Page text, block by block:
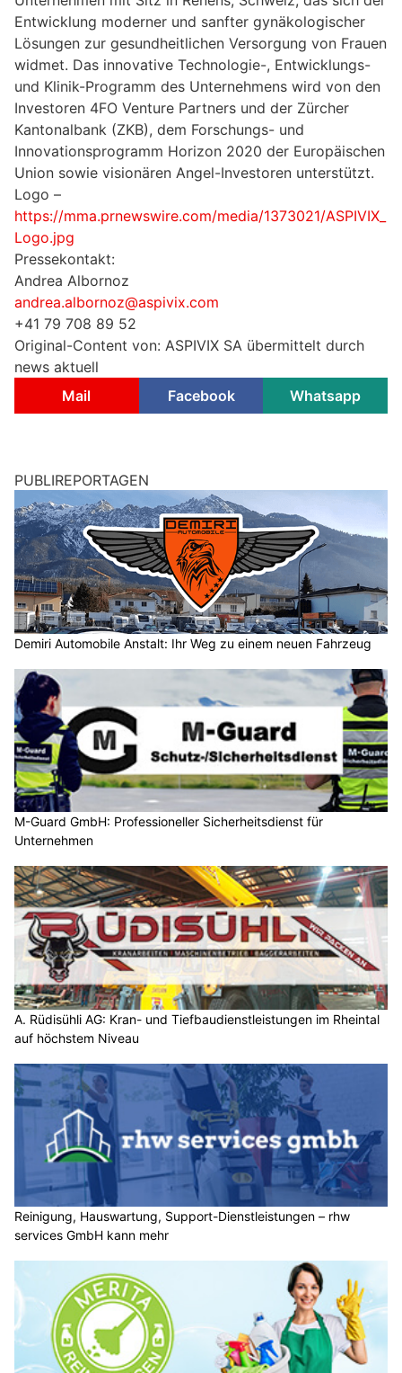
Entwicklung moderner und sanfter gynäkologischer
Lösungen zur gesundheitlichen Versorgung von Frauen
widmet. Das innovative Technologie-, Entwicklungs-
und Klinik-Programm des Unternehmens wird von den
Investoren 4FO Venture Partners und der Zürcher
Kantonalbank (ZKB), dem Forschungs- und
Innovationsprogramm Horizon 2020 der Europäischen
Union sowie visionären Angel-Investoren unterstützt.
Logo –
https://mma.prnewswire.com/media/1373021/ASPIVIX_
Logo.jpg
Pressekontakt:
Andrea Albornoz
andrea.albornoz@aspivix.com
+41 79 708 89 52
Original-Content von: ASPIVIX SA übermittelt durch
news aktuell
Mail
Facebook Whatsapp
PUBLIREPORTAGEN
Demiri Automobile Anstalt: Ihr Weg zu einem neuen Fahrzeug
M-Guard GmbH: Professioneller Sicherheitsdienst für
Unternehmen
A. Rüdisühli AG: Kran- und Tiefbaudienstleistungen im Rheintal
auf höchstem Niveau
Reinigung, Hauswartung, Support-Dienstleistungen – rhw
services GmbH kann mehr